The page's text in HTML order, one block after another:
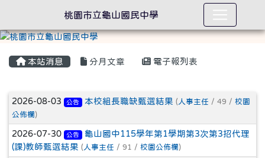
本站消息 分月文章 電子報列表
文章列表
2026-08-03 公告 本校組長職缺甄選結果 ( 人事主任 / 49 / 校園
公佈欄 )
2026-07-30 公告
龜山國中115學年第1學期第3次第3招代理
(課)教師甄選結果 ( 人事主任 / 91 / 校園公佈欄 )
桃園市立龜山國民中學